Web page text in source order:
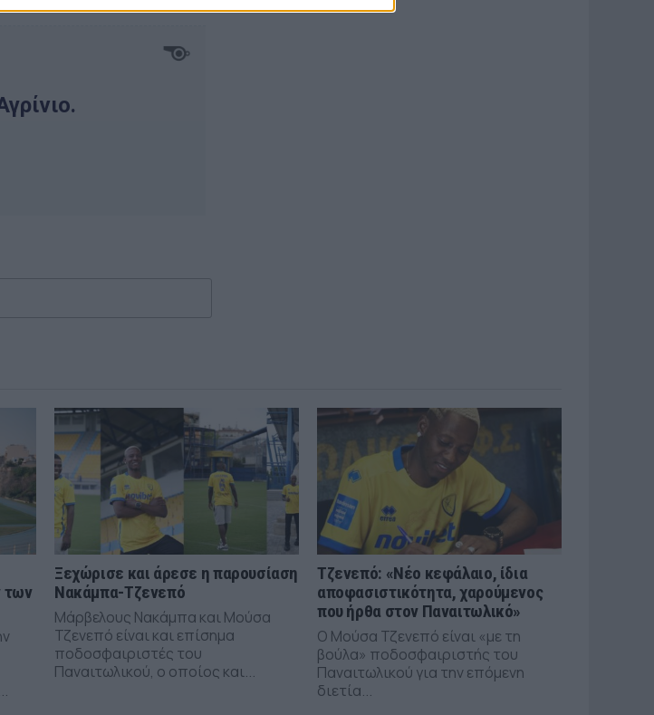
των
Ξεχώρισε και άρεσε η παρουσίαση
Νακάμπα-Τζενεπό
Μάρβελους Νακάμπα και Μούσα
Τζενεπό είναι και επίσημα
ποδοσφαιριστές του
Παναιτωλικού, ο οποίος και...
Τζενεπό: «Νέο κεφάλαιο, ίδια
αποφασιστικότητα, χαρούμενος
που ήρθα στον Παναιτωλικό»
Ο Μούσα Τζενεπό είναι «με τη
βούλα» ποδοσφαιριστής του
Παναιτωλικού για την επόμενη
διετία...